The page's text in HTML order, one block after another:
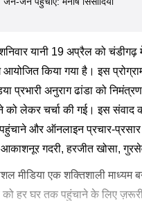
यानी 19 अप्रैल को
आयोजित किया गया है। इस
प्रभारी अनुराग ढांडा को
लेकर चर्चा की गई। इस संवाद
और ऑनलाइन प्रचार-प्रसार
गदरी, हरजीत खोसा,
मीडिया एक शक्तिशाली माध्यम
को हर घर तक पहुंचाने के लिए